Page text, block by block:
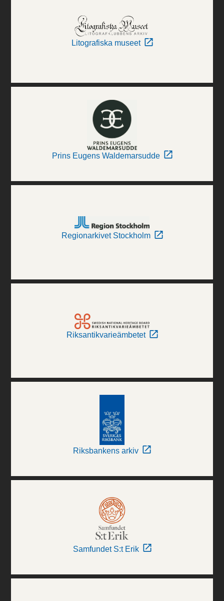
Litografiska museet
Prins Eugens Waldemarsudde
Regionarkivet Stockholm
Riksantikvarieämbetet
Riksbankens arkiv
Samfundet S:t Erik